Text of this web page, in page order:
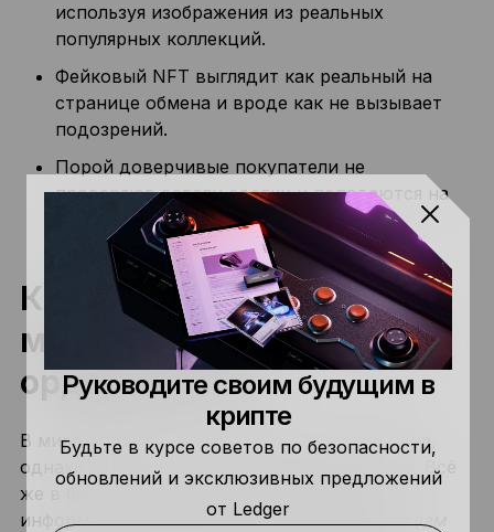
используя изображения из реальных
популярных коллекций.
Фейковый NFT выглядит как реальный на
странице обмена и вроде как не вызывает
подозрений.
Порой доверчивые покупатели не
проверяют детали сделки и попадаются на
уловки скамеров.
Как избежать
мошенничества со своп-
ордерами NFT
В мире Web3 полно мошенничества и обмана,
однако без хороших новостей не обошлось. Всё
же в блокчейнах есть вся необходимая
информация, которая позволяетконкретно вам
Руководите своим будущим в
крипте
Будьте в курсе советов по безопасности,
обновлений и эксклюзивных предложений
от Ledger